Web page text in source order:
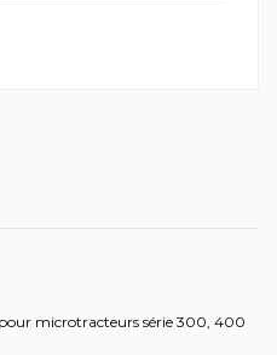
microtracteurs série 300, 400